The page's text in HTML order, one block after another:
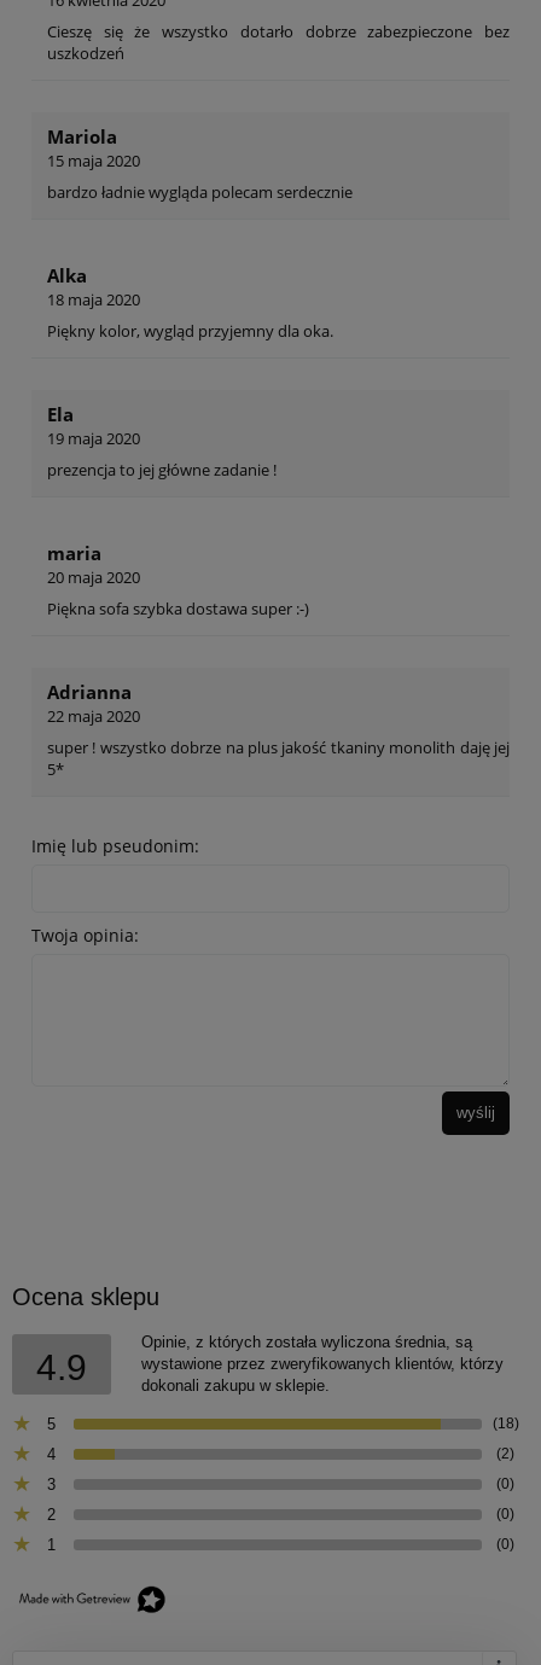
Cieszę się że wszystko dotarło dobrze zabezpieczone bez
uszkodzeń
Mariola
15 maja 2020
bardzo ładnie wygląda polecam serdecznie
Alka
18 maja 2020
Piękny kolor, wygląd przyjemny dla oka.
Ela
19 maja 2020
prezencja to jej główne zadanie !
maria
20 maja 2020
Piękna sofa szybka dostawa super :-)
Adrianna
22 maja 2020
super ! wszystko dobrze na plus jakość tkaniny monolith daję jej
5*
Imię lub pseudonim:
Twoja opinia:
wyślij
Ocena sklepu
4.9
Opinie, z których została wyliczona średnia, są
wystawione przez zweryfikowanych klientów, którzy
dokonali zakupu w sklepie.
5 (18)
4 (2)
3 (0)
2 (0)
1 (0)